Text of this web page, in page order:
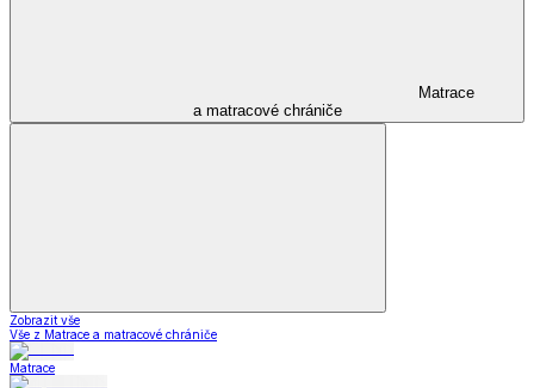
Matrace
a matracové chrániče
Zobrazit vše
Vše z Matrace a matracové chrániče
Matrace